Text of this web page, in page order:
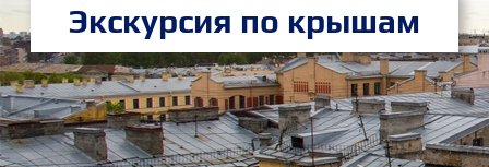
Экскурсия по крышам